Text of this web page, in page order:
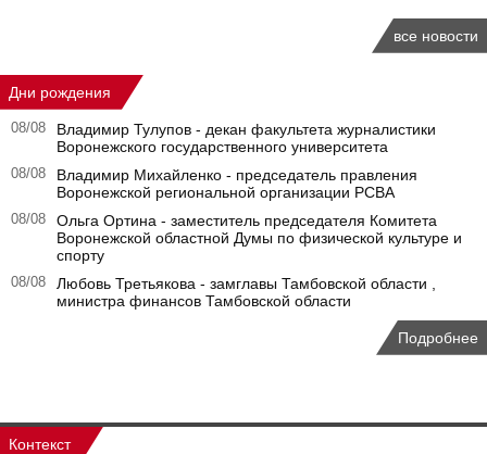
все новости
Дни рождения
08/08
Владимир Тулупов - декан факультета журналистики
Воронежского государственного университета
08/08
Владимир Михайленко - председатель правления
Воронежской региональной организации РСВА
08/08
Ольга Ортина - заместитель председателя Комитета
Воронежской областной Думы по физической культуре и
спорту
08/08
Любовь Третьякова - замглавы Тамбовской области ,
министра финансов Тамбовской области
Подробнее
Контекст